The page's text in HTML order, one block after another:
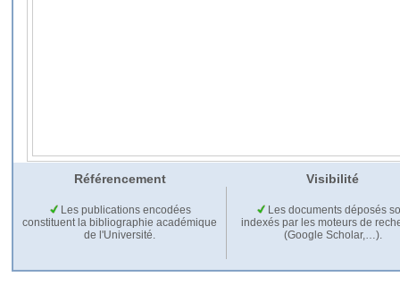
Référencement Visibilité
Les publications encodées
constituent la bibliographie académique
de l'Université.
Les documents déposés
indexés par les moteurs de
(Google Scholar,…).